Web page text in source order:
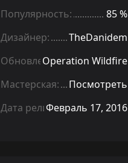
Популярность:
85 %
Дизайнер:
TheDanidem
Обновление:Operation Wildfire
Мастерская:
Посмотреть
Дата релиза:Февраль 17, 2016